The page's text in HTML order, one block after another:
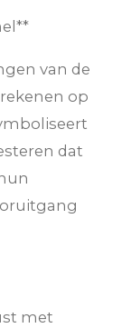
van de
op
dat
met